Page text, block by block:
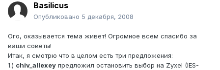
Basilicus
Опубликовано 5 декабря, 2008
Ого, оказывается тема живет! Огромное всем спасибо за
ваши советы!
Итак, я смотрю что в целом есть три предложения:
1.) chiv_allexey предложил остановить выбор на Zyxel (IES-